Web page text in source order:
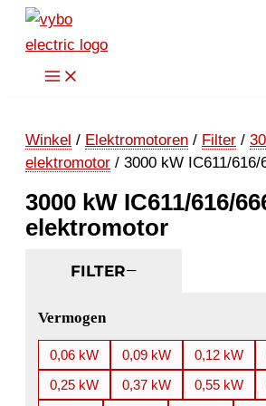
Ga
naar
Winkel / Elektromotoren / Filter /
elektromotor / 3000 kW IC611/
3000 kW IC611/616/
elektromotor
FILTER
Vermogen
0,06 kW 0,09 kW 0,12 kW
0,25 kW
0,37 kW 0,55 kW